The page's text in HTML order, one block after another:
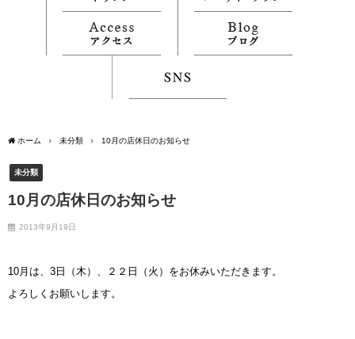
ホーム 未分類 10月の店休日のお知らせ
未分類
10月の店休日のお知らせ
2013年9月19日
10月は、3日（木）、２２日（火）をお休みいただきます。
よろしくお願いします。